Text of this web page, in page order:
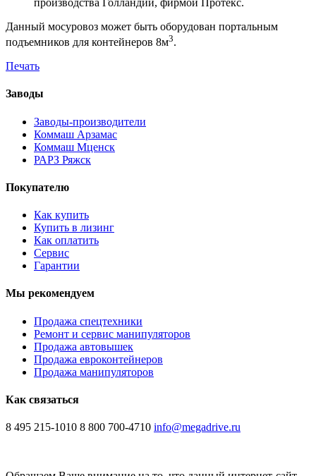
Данный мосуровоз может быть оборудован портальным
подъемников для контейнеров 8м3.
Печать
Заводы
Заводы-производители
Коммаш Арзамас
Коммаш Мценск
РАРЗ Ряжск
Покупателю
Как купить
Купить в лизинг
Как оплатить
Сервис
Гарантии
Мы рекомендуем
Продажа спецтехники
Ремонт и сервис манипуляторов
Продажа автовышек
Продажа евроконтейнеров
Продажа манипуляторов
Как связаться
8 495 215-1010 8 800 700-4710 info@megadrive.ru